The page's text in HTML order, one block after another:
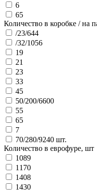
6
65
Количество в коробке / на
/23/644
/32/1056
19
21
23
33
45
50/200/6600
55
65
7
70/280/9240 шт.
Количество в еврофуре, шт
1089
1170
1408
1430